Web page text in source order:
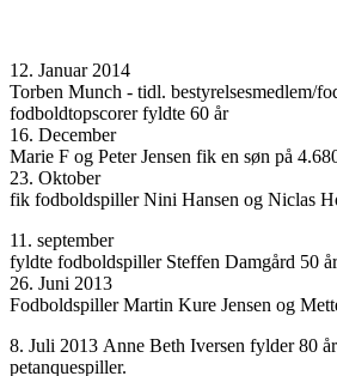
12. Januar 2014
Torben Munch - tidl. bestyrelsesmedlem/
fodboldtopscorer fyldte 60 år
16. December
Marie F og Peter Jensen fik en søn på
23. Oktober
fik fodboldspiller Nini Hansen og Niclas
11. september
fyldte fodboldspiller Steffen Damgård 50 år
26. Juni 2013
Fodboldspiller Martin Kure Jensen og
8. Juli 2013 Anne Beth Iversen fylder 80
petanquespiller.